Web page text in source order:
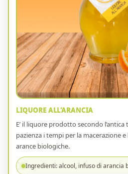
LIQUORE ALL'ARANCIA
E’ il liquore prodotto secondo
pazienza i tempi per la macerazione
arance biologiche.
Ingredienti: alcool, infuso di arancia